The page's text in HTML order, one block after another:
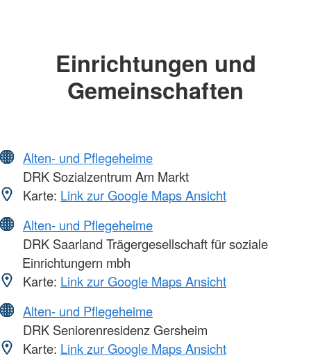
Einrichtungen und
Gemeinschaften
Alten- und Pflegeheime
DRK Sozialzentrum Am Markt
Karte: Link zur Google Maps Ansicht
Alten- und Pflegeheime
DRK Saarland Trägergesellschaft für soziale
Einrichtungern mbh
Karte: Link zur Google Maps Ansicht
Alten- und Pflegeheime
DRK Seniorenresidenz Gersheim
Karte: Link zur Google Maps Ansicht